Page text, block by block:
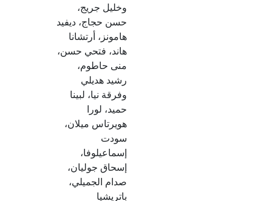
وخليل جريج،
حسن حجاج، ديفيد
هامونز، أرتشانا
هاند، فتحي حسن،
منى حاطوم،
رشيد هديلي
وفرقة نيا، لبينا
حميد، لورا
هويرتاس ميلان،
سودت
إسماعيلوفا،
إسحاق جوليان،
صدام الجميلي،
باتريشيا